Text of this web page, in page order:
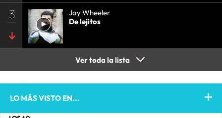
3
Jay Wheeler
De lejitos
Ver toda la lista
LO MÁS VISTO EN...